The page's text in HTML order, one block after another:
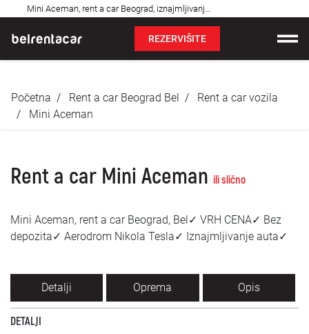
Mini Aceman, rent a car Beograd, iznajmljivanje auta: Bel✓
pitanja
REZERVIŠITE
Cene
O nama
Najčešća pitanja
Kontakt
SRPSKI
Početna Rent a car Beograd Bel
Rent a car vozila
Mini Aceman
Rent a car Mini Aceman ili slično
Mini Aceman, rent a car Beograd, Bel✓ VRH CENA✓ Bez
depozita✓ Aerodrom Nikola Tesla✓ Iznajmljivanje auta✓
Detalji Oprema Opis
DETALJI